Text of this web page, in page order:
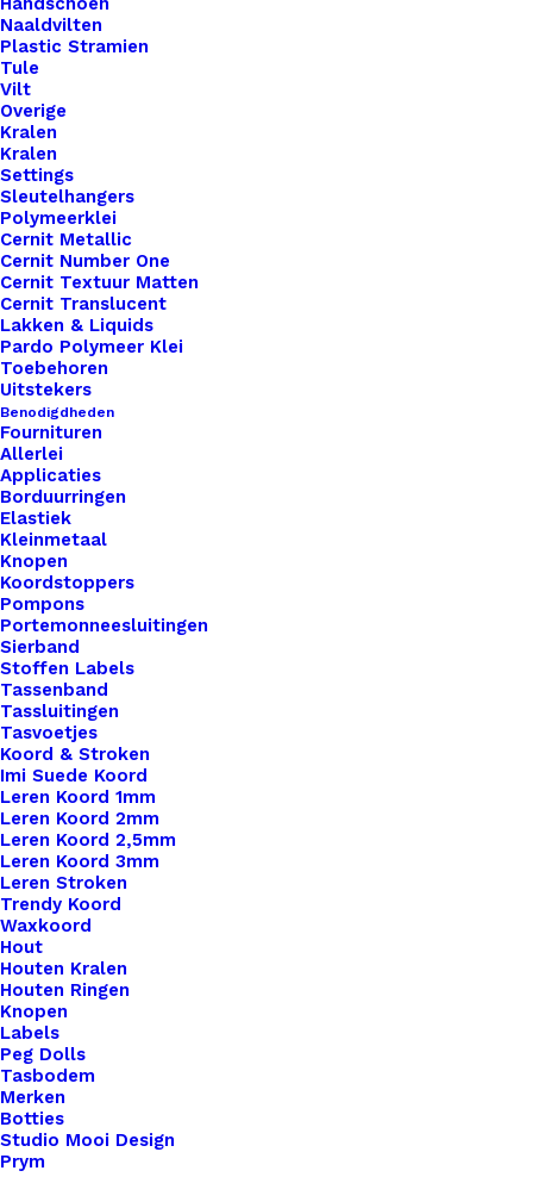
Naaldvilten
Plastic Stramien
Tule
Vilt
Overige
Kralen
Kralen
Settings
Sleutelhangers
Polymeerklei
Cernit Metallic
Cernit Number One
Cernit Textuur Matten
Cernit Translucent
Lakken & Liquids
Pardo Polymeer Klei
Toebehoren
Uitstekers
Benodigdheden
Fournituren
Allerlei
Applicaties
Borduurringen
Elastiek
Kleinmetaal
Knopen
Koordstoppers
Pompons
Portemonneesluitingen
Sierband
Stoffen Labels
Tassenband
Tassluitingen
Tasvoetjes
Koord & Stroken
Imi Suede Koord
Leren Koord 1mm
Leren Koord 2mm
Leren Koord 2,5mm
Leren Koord 3mm
Leren Stroken
Trendy Koord
Waxkoord
Hout
Houten Kralen
Houten Ringen
Knopen
Labels
Peg Dolls
Tasbodem
Merken
Botties
Studio Mooi Design
Prym
Drukknoop
aantal
Toevoegen aan verlanglijst
Artikelnummer
Categorie
Binnen 1-3 werkdagen verzonden
Veilig betalen
Unieke en kwaliteitsproducten
Nog meer leuks!